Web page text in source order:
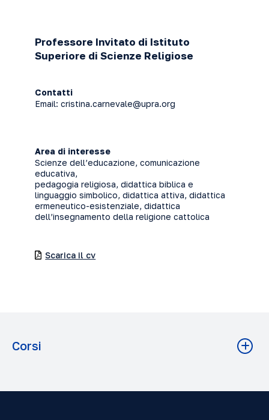
Professore Invitato di Istituto
Superiore di Scienze Religiose
Contatti
Email: cristina.carnevale@upra.org
Area di interesse
Scienze dell’educazione, comunicazione
educativa,
pedagogia religiosa, didattica biblica e
linguaggio simbolico, didattica attiva, didattica
ermeneutico-esistenziale, didattica
dell’insegnamento della religione cattolica
Scarica il cv
Corsi
Grado: Licenza